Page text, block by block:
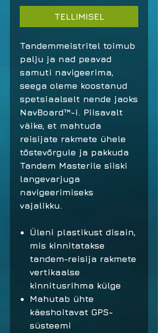
TELLIMISEL
Tandemmeistritel toimub
palju ja nad peavad
samuti navigeerima,
seega oleme koostanud
spetsiaalselt nende jaoks
NavBoard™-i. Piisavalt
väike, et mahtuda
reisijate rakmete ühele
tõstevõrgule ja pakkuda
Tandem Masterile siiski
langevarjuga
navigeerimiseks
vajalikku.
Üleni plastikust disain,
mis kinnitatakse
tandem-reisija rakmete
vertikaalse
kinnitusrihma külge
Mahutab ühte
käeshoitavat GPS-
süsteemi